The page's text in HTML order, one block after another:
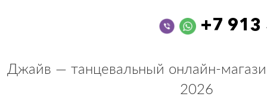
+7
Джайв — танцевальный онлайн-
2026